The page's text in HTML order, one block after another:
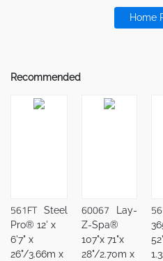
Home
Recommended
561FT
Steel
Pro® 12' x
6'7" x
26"/3.66m x
60067
Lay-
Z-Spa®
107"x 71"x
28"/2.70m x